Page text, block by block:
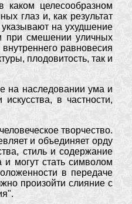
целесообразном
глаз и, как результат
указывают на ухудшение
при смешении уличных
равновесия
плодовитость, так и
на наследовании ума и
в частности,
творчество.
и объединяет орду
стиль и содержание
могут стать символом
в передаче
произойти слияние с